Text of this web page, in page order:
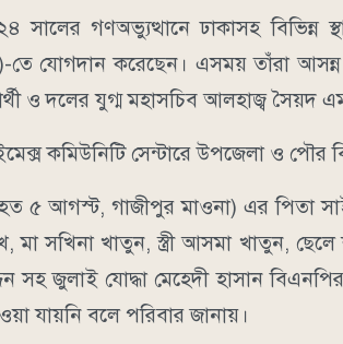
গণঅভ্যুত্থানে ঢাকাসহ বিভিন্ন
তে যোগদান করেছেন। এসময় তাঁরা আসন্ন
ও দলের যুগ্ম মহাসচিব আলহাজ্ব সৈয়দ
কমিউনিটি সেন্টারে উপজেলা ও
৫ আগস্ট, গাজীপুর মাওনা) এর পিতা
মা সখিনা খাতুন, স্ত্রী আসমা খাতুন,
সহ জুলাই যোদ্ধা মেহেদী হাসান
যায়নি বলে পরিবার জানায়।